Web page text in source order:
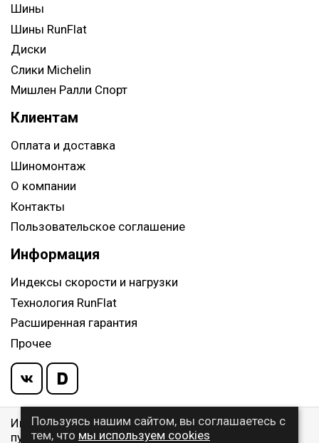
Шины
Шины RunFlat
Диски
Слики Michelin
Мишлен Ралли Спорт
Клиентам
Оплата и доставка
Шиномонтаж
О компании
Контакты
Пользовательское соглашение
Информация
Индексы скорости и нагрузки
Технология RunFlat
Расширенная гарантия
Прочее
Информация указанная на сайте, не является
публичной офертой, определяемой ст. 437 ГК РФ
Пользуясь нашим сайтом, вы соглашаетесь с
тем, что мы используем cookies